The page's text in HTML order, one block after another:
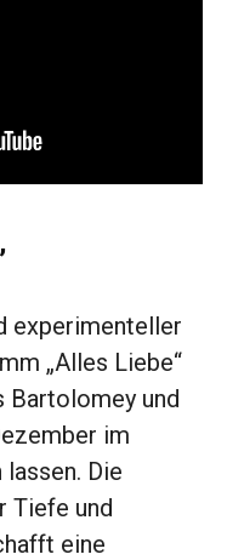
experimenteller
„Alles Liebe“
Bartolomey und
im
Die
Tiefe und
eine